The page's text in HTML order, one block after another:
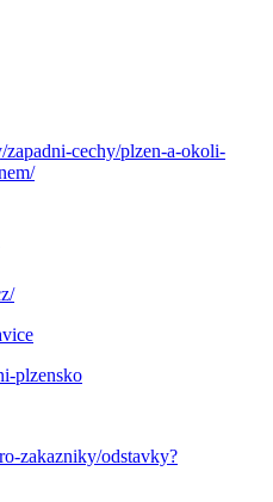
cechy/plzen-a-okoli-
plzensko
zakazniky/odstavky?